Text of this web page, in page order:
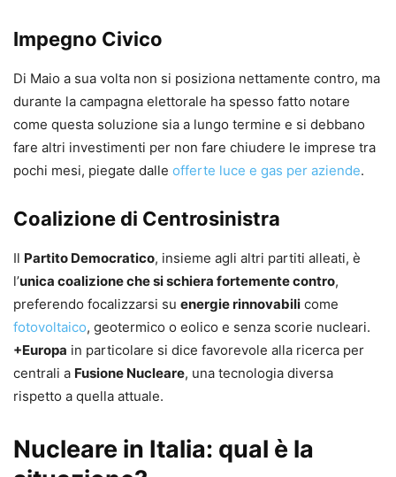
Impegno Civico
Di Maio a sua volta non si posiziona nettamente contro, ma
durante la campagna elettorale ha spesso fatto notare
come questa soluzione sia a lungo termine e si debbano
fare altri investimenti per non fare chiudere le imprese tra
pochi mesi, piegate dalle offerte luce e gas per aziende.
Coalizione di Centrosinistra
Il Partito Democratico, insieme agli altri partiti alleati, è
l’unica coalizione che si schiera fortemente contro,
preferendo focalizzarsi su energie rinnovabili come
fotovoltaico, geotermico o eolico e senza scorie nucleari.
+Europa in particolare si dice favorevole alla ricerca per
centrali a Fusione Nucleare, una tecnologia diversa
rispetto a quella attuale.
Nucleare in Italia: qual è la